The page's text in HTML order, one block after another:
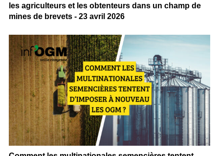
les agriculteurs et les obtenteurs dans un champ de
mines de brevets - 23 avril 2026